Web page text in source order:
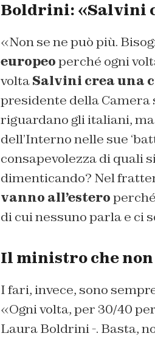
Boldrini: «Salvini
«Non se ne può più.
europeoperché ogni
voltaSalvini crea una
presidente della Camera
riguardano gli italiani,
dell’Interno nelle sue
consapevolezza di quali
dimenticando? Nel
vanno all’esteroperché
di cui nessuno parla e ci
Il ministro che
I fari, invece, sono
«Ogni volta, per 30/40
Laura Boldrini -. Basta,